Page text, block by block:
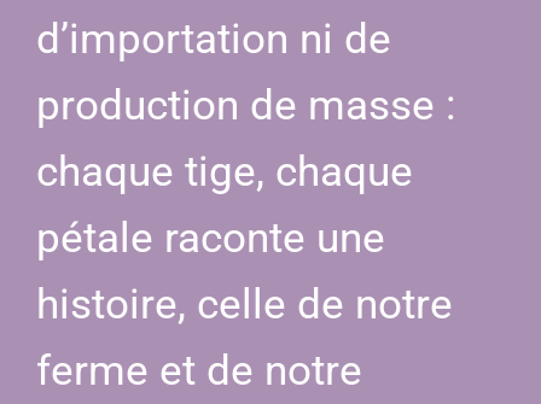
d’importation ni de
production de masse :
chaque tige, chaque
pétale raconte une
histoire, celle de notre
ferme et de notre